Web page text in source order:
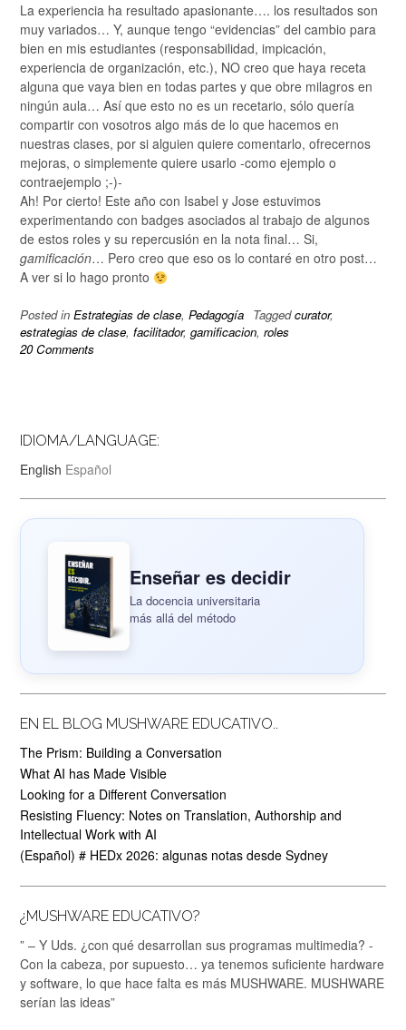
La experiencia ha resultado apasionante…. los resultados son
muy variados… Y, aunque tengo “evidencias” del cambio para
bien en mis estudiantes (responsabilidad, impicación,
experiencia de organización, etc.), NO creo que haya receta
alguna que vaya bien en todas partes y que obre milagros en
ningún aula… Así que esto no es un recetario, sólo quería
compartir con vosotros algo más de lo que hacemos en
nuestras clases, por si alguien quiere comentarlo, ofrecernos
mejoras, o simplemente quiere usarlo -como ejemplo o
contraejemplo ;-)-
Ah! Por cierto! Este año con Isabel y Jose estuvimos
experimentando con badges asociados al trabajo de algunos
de estos roles y su repercusión en la nota final… Si,
gamificación… Pero creo que eso os lo contaré en otro post…
A ver si lo hago pronto
Posted in Estrategias de clase, Pedagogía Taggedcurator,
estrategias de clase, facilitador, gamificacion, roles
20 Comments
IDIOMA/LANGUAGE:
English Español
Enseñar es decidir
La docencia universitaria
más allá del método
EN EL BLOG MUSHWARE EDUCATIVO..
The Prism: Building a Conversation
What AI has Made Visible
Looking for a Different Conversation
Resisting Fluency: Notes on Translation, Authorship and
Intellectual Work with AI
(Español) # HEDx 2026: algunas notas desde Sydney
¿MUSHWARE EDUCATIVO?
” – Y Uds. ¿con qué desarrollan sus programas multimedia? -
Con la cabeza, por supuesto… ya tenemos suficiente hardware
y software, lo que hace falta es más MUSHWARE. MUSHWARE
serían las ideas”